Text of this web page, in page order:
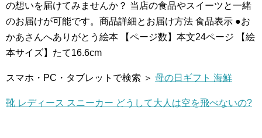
の想いを届けてみませんか？ 当店の食品やスイーツと一緒
のお届けが可能です。商品詳細とお届け方法 食品表示 ●お
かあさんへありがとう絵本 【ページ数】本文24ページ 【絵
本サイズ】たて16.6cm
スマホ・PC・タブレットで検索 ＞ 母の日ギフト 海鮮
靴 レディース スニーカー どうして大人は空を飛べないの?